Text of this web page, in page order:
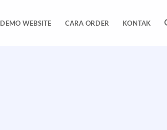
DEMO WEBSITE CARA ORDER KONTAK